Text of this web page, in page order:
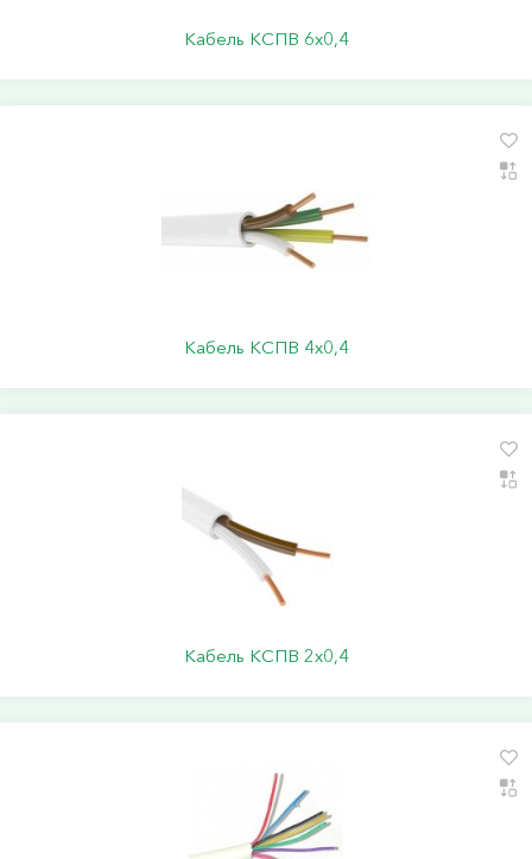
Кабель КСПВ 6х0,4
Кабель КСПВ 4х0,4
Кабель КСПВ 2х0,4